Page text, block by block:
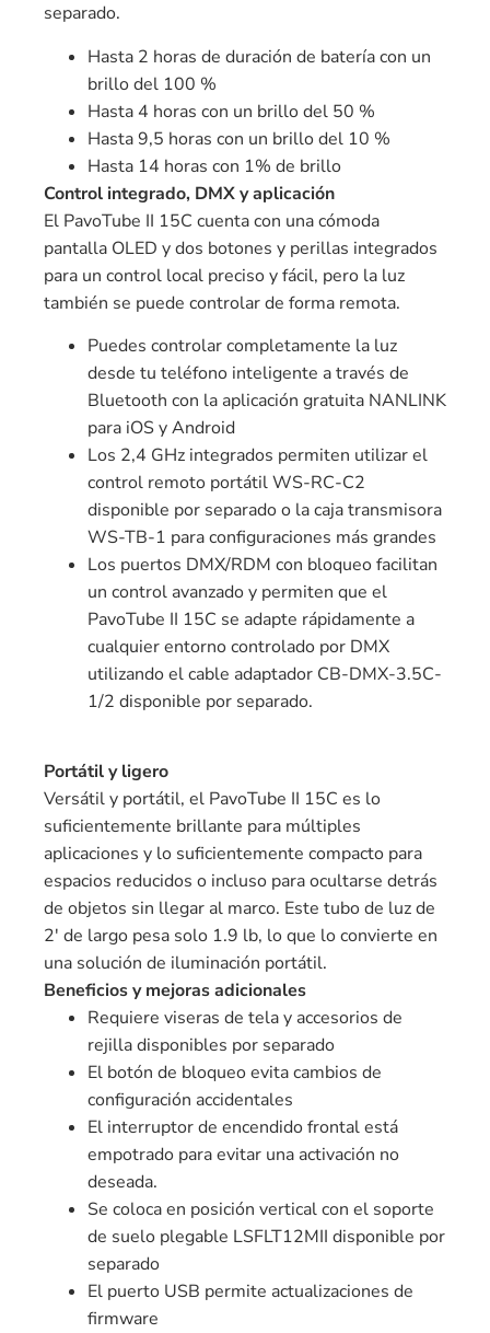
separado.
Hasta 2 horas de duración de batería con un
brillo del 100 %
Hasta 4 horas con un brillo del 50 %
Hasta 9,5 horas con un brillo del 10 %
Hasta 14 horas con 1% de brillo
Control integrado, DMX y aplicación
El PavoTube II 15C cuenta con una cómoda
pantalla OLED y dos botones y perillas integrados
para un control local preciso y fácil, pero la luz
también se puede controlar de forma remota.
Puedes controlar completamente la luz
desde tu teléfono inteligente a través de
Bluetooth con la aplicación gratuita NANLINK
para iOS y Android
Los 2,4 GHz integrados permiten utilizar el
control remoto portátil WS-RC-C2
disponible por separado o la caja transmisora ​​
WS-TB-1 para configuraciones más grandes
Los puertos DMX/RDM con bloqueo facilitan
un control avanzado y permiten que el
PavoTube II 15C se adapte rápidamente a
cualquier entorno controlado por DMX
utilizando el cable adaptador CB-DMX-3.5C-
1/2 disponible por separado.
Portátil y ligero
Versátil y portátil, el PavoTube II 15C es lo
suficientemente brillante para múltiples
aplicaciones y lo suficientemente compacto para
espacios reducidos o incluso para ocultarse detrás
de objetos sin llegar al marco. Este tubo de luz de
2′ de largo pesa solo 1.9 lb, lo que lo convierte en
una solución de iluminación portátil.
Beneficios y mejoras adicionales
Requiere viseras de tela y accesorios de
rejilla disponibles por separado
El botón de bloqueo evita cambios de
configuración accidentales
El interruptor de encendido frontal está
empotrado para evitar una activación no
deseada.
Se coloca en posición vertical con el soporte
de suelo plegable LSFLT12MII disponible por
separado
El puerto USB permite actualizaciones de
firmware